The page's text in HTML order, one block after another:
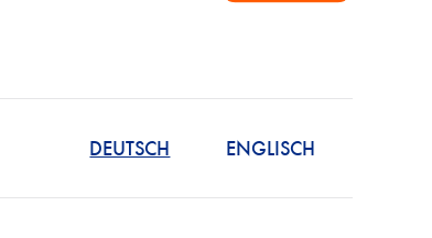
ENGLISCH
DEUTSCH